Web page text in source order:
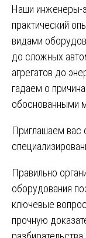
Наши инженеры-
практический
видами
до сложных
агрегатов до
гадаем о
обоснованными
Приглашаем вас
Правильно
оборудования
ключевые
прочную